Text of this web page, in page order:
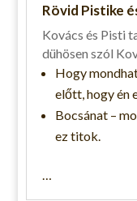
Rövid Pistike
Kovács és Pisti
dühösen szól
Hogy
előtt, hogy én
Bocsánat –
ez titok.
…